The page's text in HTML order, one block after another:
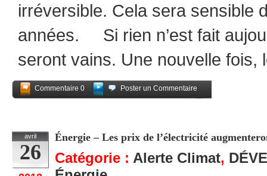
irréversible. Cela sera sensible
années. Si rien n’est fait
seront vains. Une nouvelle fois,
Commentaire 0
Poster un Commentaire
avril
26
Énergie – Les prix de l’électricité
Catégorie : Alerte Climat,